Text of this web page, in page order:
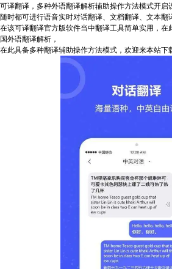
可译翻译，多种外语翻译解析辅助操作方法模式开启
随时都可进行语音实时对话翻译、文档翻译、文本翻
在该可译翻译官方版软件当中翻译工具简单实用，在
国外语翻译解析，
在此具备多种翻译辅助操作方法模式，欢迎来本站下